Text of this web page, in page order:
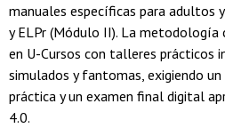
manuales específicas para adultos
y ELPr (Módulo II). La metodología
en U-Cursos con talleres prácticos
simulados y fantomas, exigiendo
práctica y un examen final digital
4.0.